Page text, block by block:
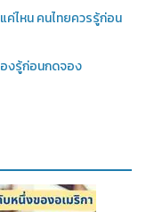
ค่ไหน คนไทยควรรู้ก่อน
องรู้ก่อนกดจอง